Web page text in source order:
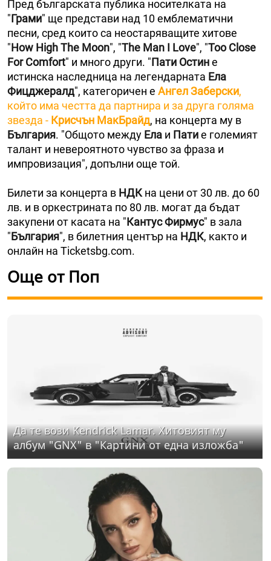
Пред българската публика носителката на
"Грами" ще представи над 10 емблематични
песни, сред които са неостаряващите хитове
"How High Тhe Moon", "The Man I Love", "Too Close
For Comfort" и много други. "Пати Остине
истинска наследница на легендарната Ела
Фицджералд", категоричен е Ангел Заберски,
който има честта да партнира и за друга голяма
звезда - Крисчън МакБрайд, на концерта му в
България. "Общото между Ела и Патие големият
талант и невероятното чувство за фраза и
импровизация", допълни още той.
Билети за концерта в НДК на цени от 30 лв. до 60
лв. и в оркестрината по 80 лв. могат да бъдат
закупени от касата на "Кантус Фирмус" в зала
"България", в билетния център на НДК, както и
онлайн на Ticketsbg.com.
Още от Поп
Да те вози Kendrick Lamar. Хитовият му
албум "GNX" в "Картини от една изложба"